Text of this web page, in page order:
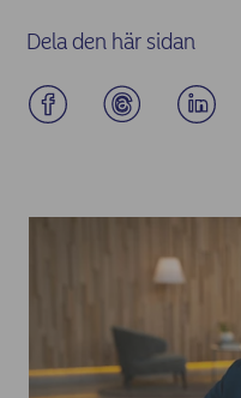
Dela den här sidan